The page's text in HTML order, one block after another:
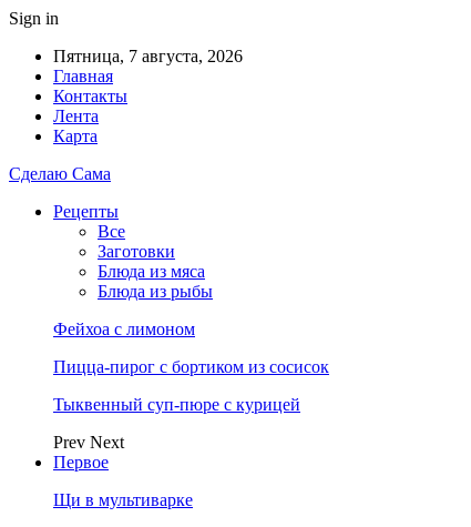
Sign in
Пятница, 7 августа, 2026
Главная
Контакты
Лента
Карта
Сделаю Сама
Рецепты
Все
Заготовки
Блюда из мяса
Блюда из рыбы
Фейхоа с лимоном
Пицца-пирог с бортиком из сосисок
Тыквенный суп-пюре с курицей
Prev Next
Первое
Щи в мультиварке